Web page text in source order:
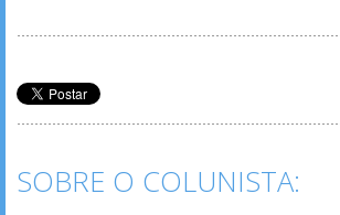
SOBRE O COLUNISTA: